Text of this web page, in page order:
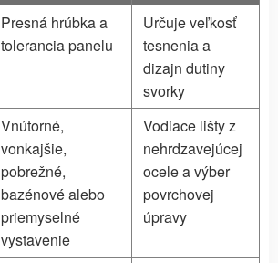
Presná hrúbka a
tolerancia panelu
Určuje veľkosť
tesnenia a
dizajn dutiny
svorky
Vnútorné,
vonkajšie,
pobrežné,
bazénové alebo
priemyselné
vystavenie
Vodiace lišty z
nehrdzavejúcej
ocele a výber
povrchovej
úpravy